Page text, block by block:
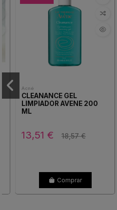
Acné
CLEANANCE GEL
LIMPIADOR AVENE 200
ML
13,51 € 18,57 €
Comprar